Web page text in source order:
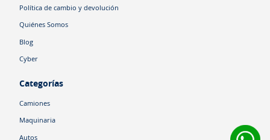
Política de cambio y devolución
Quiénes Somos
Blog
Cyber
Categorías
Camiones
Maquinaria
Autos